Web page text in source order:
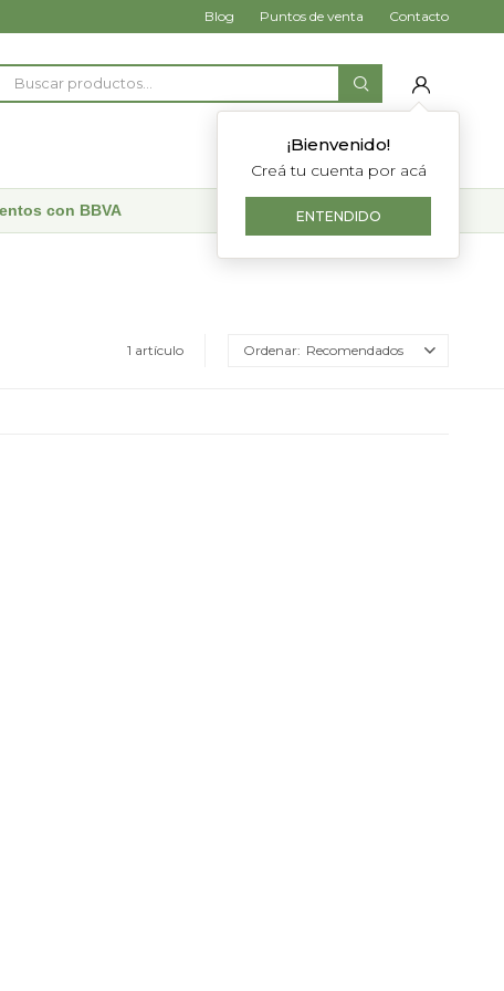
¡Bienvenido!
Creá tu cuenta por acá
ENTENDIDO
Blog Puntos de venta Contacto
con BBVA
1 artículo Recomendados